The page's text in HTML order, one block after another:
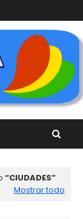
CIUDADES
Mostrar todo